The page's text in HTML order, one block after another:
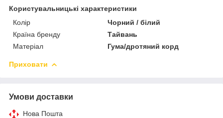
Користувальницькі характеристики
Колір
Чорний / білий
Країна бренду
Тайвань
Матеріал
Гума/дротяний корд
Приховати
Умови доставки
Нова Пошта